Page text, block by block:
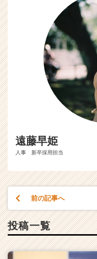
遠藤早姫
人事 新卒採用担当
前の記事へ
投稿一覧